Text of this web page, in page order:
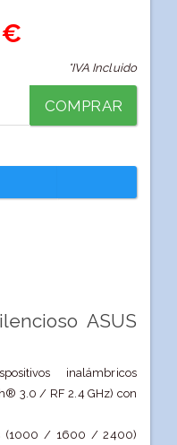
€
*IVA Incluido
COMPRAR
ASUS
inalámbricos
3.0 / RF 2.4 GHz) con
(1000 / 1600 / 2400)